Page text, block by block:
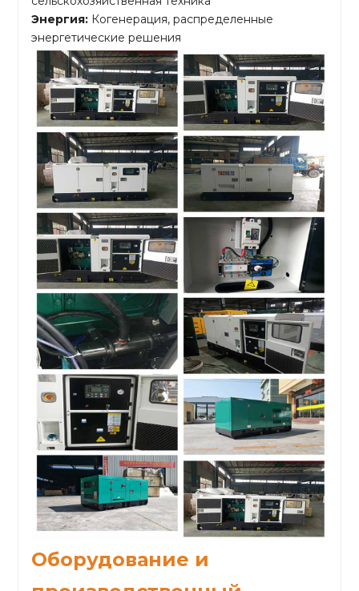
Энергия: Когенерация, распределенные
энергетические решения
Оборудование и